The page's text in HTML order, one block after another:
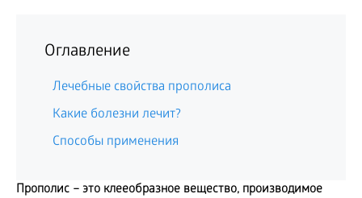
Оглавление
Лечебные свойства прополиса
Какие болезни лечит?
Способы применения
Прополис – это клееобразное вещество, производимое